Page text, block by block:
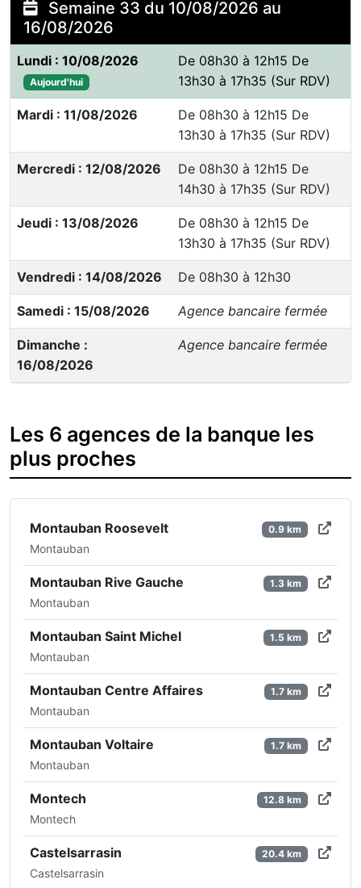
Semaine 33 du 10/08/2026 au
16/08/2026
Lundi : 10/08/2026
Aujourd'hui
De 08h30 à 12h15 De
13h30 à 17h35 (Sur RDV)
Mardi : 11/08/2026
De 08h30 à 12h15 De
13h30 à 17h35 (Sur RDV)
Mercredi : 12/08/2026
De 08h30 à 12h15 De
14h30 à 17h35 (Sur RDV)
Jeudi : 13/08/2026
De 08h30 à 12h15 De
13h30 à 17h35 (Sur RDV)
Vendredi : 14/08/2026 De 08h30 à 12h30
Samedi : 15/08/2026 Agence bancaire fermée
Dimanche :
16/08/2026
Agence bancaire fermée
Les 6 agences de la banque les
plus proches
Montauban Roosevelt
Montauban
0.9 km
Montauban Rive Gauche
Montauban
1.3 km
Montauban Saint Michel
Montauban
1.5 km
Montauban Centre Affaires
Montauban
1.7 km
Montauban Voltaire
Montauban
1.7 km
Montech
Montech
12.8 km
Castelsarrasin
Castelsarrasin
20.4 km